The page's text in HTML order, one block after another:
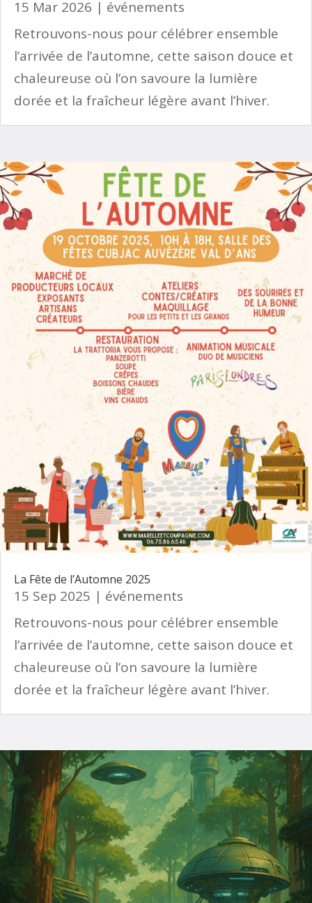
15 Mar 2026 | événements
Retrouvons-nous pour célébrer ensemble
l’arrivée de l’automne, cette saison douce et
chaleureuse où l’on savoure la lumière
dorée et la fraîcheur légère avant l’hiver.
La Fête de l’Automne 2025
15 Sep 2025 | événements
Retrouvons-nous pour célébrer ensemble
l’arrivée de l’automne, cette saison douce et
chaleureuse où l’on savoure la lumière
dorée et la fraîcheur légère avant l’hiver.